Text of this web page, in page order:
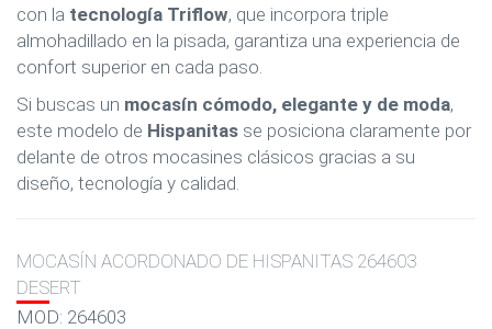
con la tecnología Triflow, que incorpora triple
almohadillado en la pisada, garantiza una experiencia de
confort superior en cada paso.
Si buscas un mocasín cómodo, elegante y de moda,
este modelo de Hispanitas se posiciona claramente por
delante de otros mocasines clásicos gracias a su
diseño, tecnología y calidad.
MOCASÍN ACORDONADO DE HISPANITAS 264603
DESERT
MOD: 264603